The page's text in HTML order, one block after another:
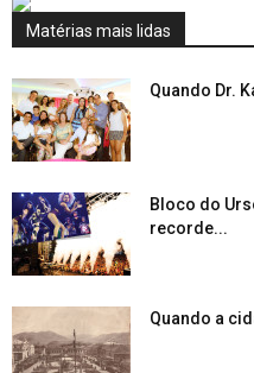
Matérias mais lidas
Quando Dr.
Bloco do
recorde...
Quando a